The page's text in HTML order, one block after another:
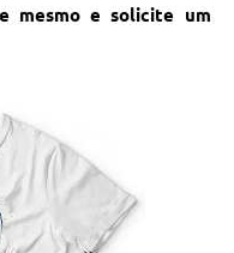
mesmo e solicite um